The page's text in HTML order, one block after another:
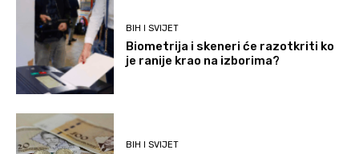
BIH I SVIJET
Biometrija i skeneri će razotkriti ko
je ranije krao na izborima?
BIH I SVIJET